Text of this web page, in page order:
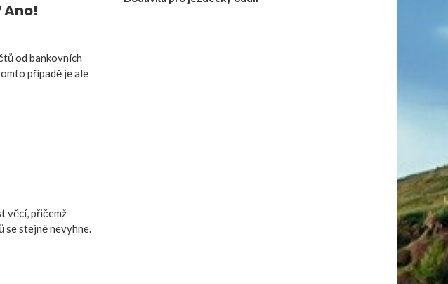
Ano!
od bankovních
případě je ale
věcí, přičemž
se stejně nevyhne.